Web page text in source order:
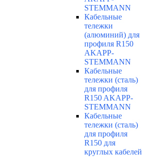
STEMMANN
Кабельные
тележки
(алюминий) для
профиля R150
AKAPP-
STEMMANN
Кабельные
тележки (сталь)
для профиля
R150 AKAPP-
STEMMANN
Кабельные
тележки (сталь)
для профиля
R150 для
круглых кабелей